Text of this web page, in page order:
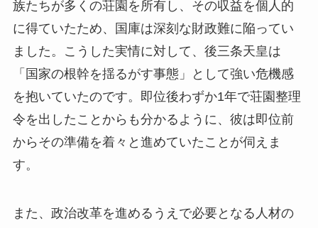
族たちが多くの荘園を所有し、その収益を個人的
に得ていたため、国庫は深刻な財政難に陥ってい
ました。こうした実情に対して、後三条天皇は
「国家の根幹を揺るがす事態」として強い危機感
を抱いていたのです。即位後わずか1年で荘園整理
令を出したことからも分かるように、彼は即位前
からその準備を着々と進めていたことが伺えま
す。
また、政治改革を進めるうえで必要となる人材の